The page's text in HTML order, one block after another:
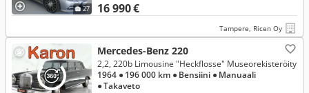
27 16 990 €
Tampere, Ricen Oy
Mercedes-Benz 220
2,2, 220b Limousine "Heckflosse" Museorekisteröity
1964 ● 196 000 km ● Bensiini ● Manuaali
● Takaveto